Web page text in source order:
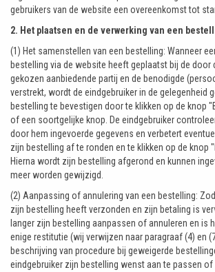
gebruikers van de website een overeenkomst tot
2. Het plaatsen en de verwerking van een
(1) Het samenstellen van een bestelling: Wanneer
bestelling via de website heeft geplaatst bij de door
gekozen aanbiedende partij en de benodigde
verstrekt, wordt de eindgebruiker in de gelegenheid
bestelling te bevestigen door te klikken op de knop
of een soortgelijke knop. De eindgebruiker
door hem ingevoerde gegevens en verbetert
zijn bestelling af te ronden en te klikken op de knop
Hierna wordt zijn bestelling afgerond en kunnen
meer worden gewijzigd.
(2) Aanpassing of annulering van een bestelling:
zijn bestelling heeft verzonden en zijn betaling is
langer zijn bestelling aanpassen of annuleren en is
enige restitutie (wij verwijzen naar paragraaf (4) en
beschrijving van procedure bij geweigerde
eindgebruiker zijn bestelling wenst aan te passen